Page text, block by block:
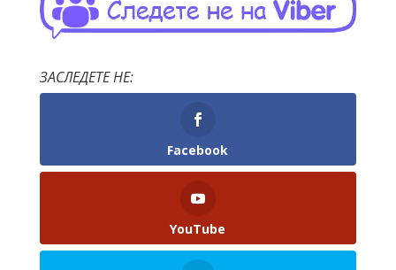
ЗАСЛЕДЕТЕ НЕ:
Facebook
YouTube